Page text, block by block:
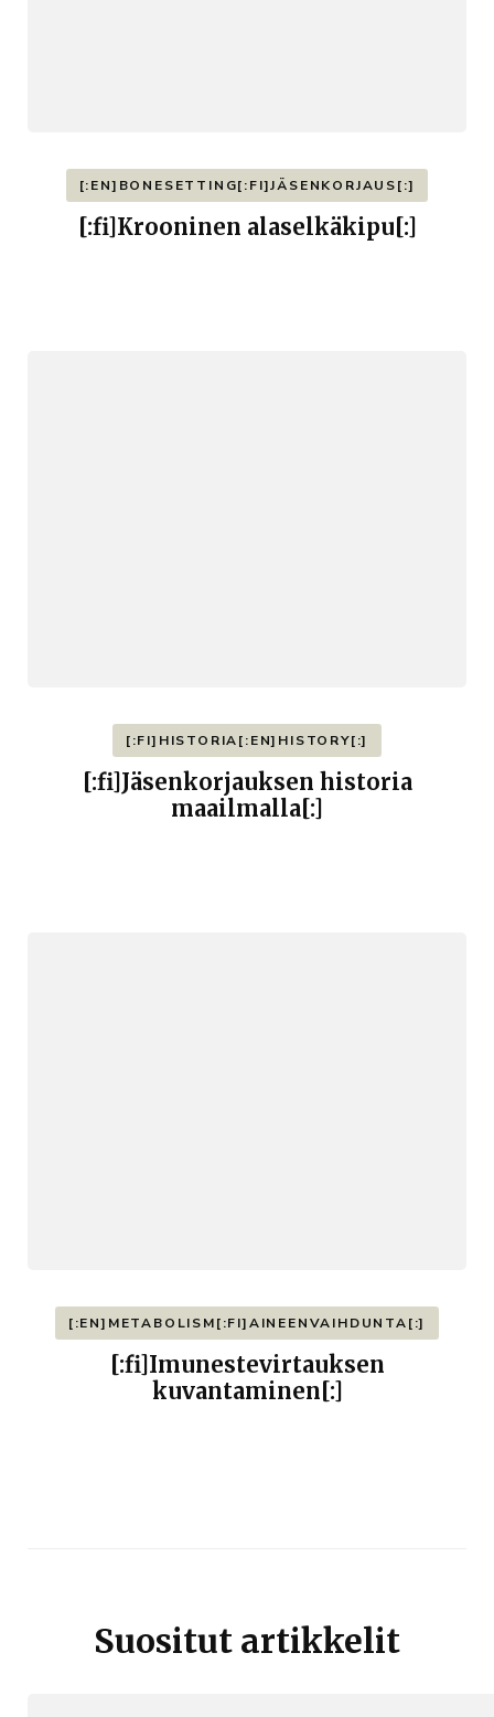
[:EN]BONESETTING[:FI]JÄSENKORJAUS[:]
[:fi]Krooninen alaselkäkipu[:]
[:FI]HISTORIA[:EN]HISTORY[:]
[:fi]Jäsenkorjauksen historia
maailmalla[:]
[:EN]METABOLISM[:FI]AINEENVAIHDUNTA[:]
[:fi]Imunestevirtauksen
kuvantaminen[:]
Suositut artikkelit